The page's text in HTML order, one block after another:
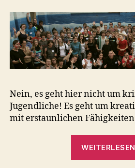
Nein, es geht hier nicht um
Jugendliche! Es geht um
mit erstaunlichen
WEITERLESEN